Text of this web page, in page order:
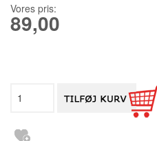
Vores pris:
89,00